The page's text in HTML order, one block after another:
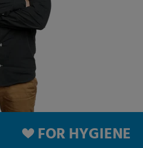
FOR HYGIENE